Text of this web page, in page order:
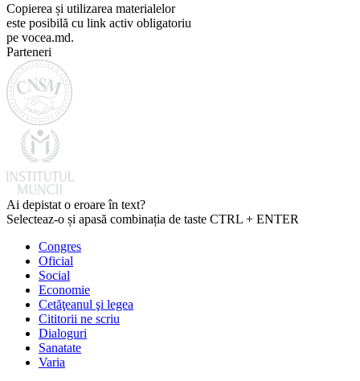
Copierea și utilizarea materialelor
este posibilă cu link activ obligatoriu
pe vocea.md.
Parteneri
Ai depistat o eroare în text?
Selecteaz-o și apasă combinația de taste CTRL + ENTER
Congres
Oficial
Social
Economie
Cetăţeanul şi legea
Cititorii ne scriu
Dialoguri
Sanatate
Varia